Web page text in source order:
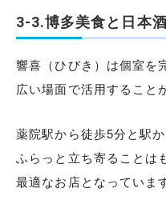
3-3.博多美食と日本
響喜（ひびき）は個室を
広い場面で活用すること
薬院駅から徒歩5分と駅
ふらっと立ち寄ることは
最適なお店となっていま